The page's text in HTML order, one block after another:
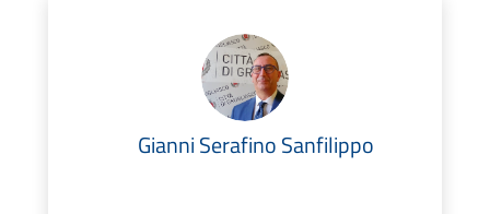
Gianni Serafino Sanfilippo